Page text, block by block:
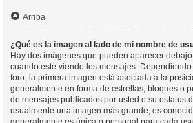
Arriba
¿Qué es la imagen al lado de mi nombre de
Hay dos imágenes que pueden aparecer
cuando esté viendo los mensajes.
foro, la primera imagen está asociada a la
generalmente en forma de estrellas, bloques o
de mensajes publicados por usted o su estatus
usualmente una imagen más grande, es